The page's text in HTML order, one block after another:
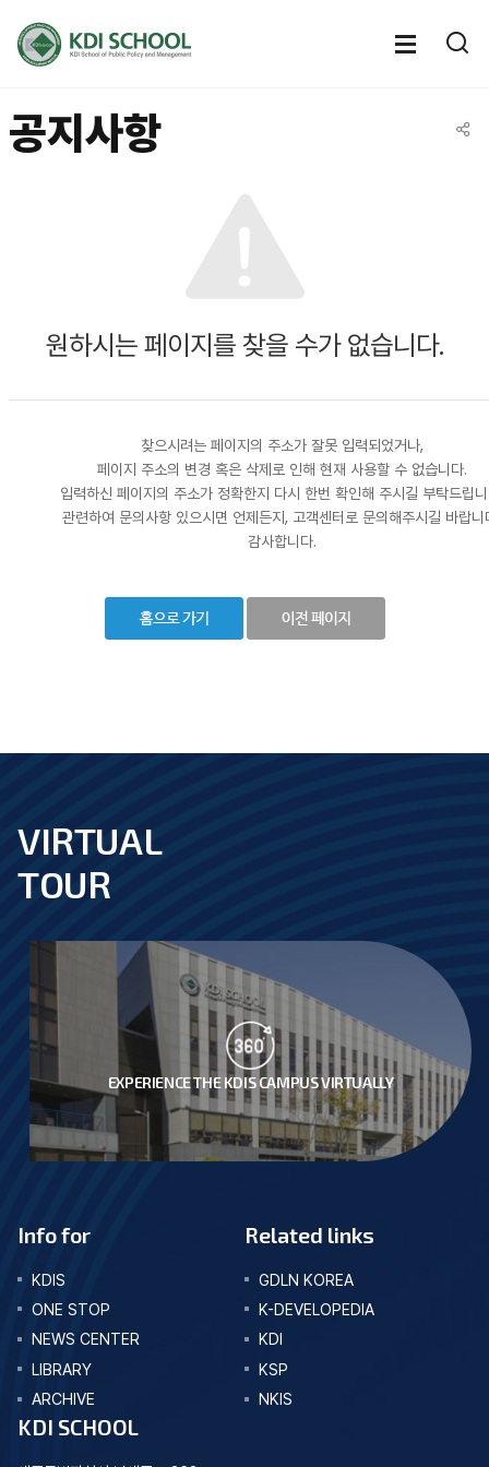
전체메
공지사항
원하시는 페이지를 찾을 수가 없습니다.
찾으시려는 페이지의 주소가 잘못 입력되었거나,
페이지 주소의 변경 혹은 삭제로 인해 현재 사용할 수 없습니다.
입력하신 페이지의 주소가 정확한지 다시 한번 확인해 주시길 부탁드립
관련하여 문의사항 있으시면 언제든지, 고객센터로 문의해주시길 바랍니
감사합니다.
footer
VIRTUAL
TOUR
EXPERIENCE THE KDIS CAMPUS VIRTUALLY
Info for
KDIS
ONE STOP
NEWS CENTER
LIBRARY
ARCHIVE
Related links
GDLN KOREA
K-DEVELOPEDIA
KDI
KSP
NKIS
KDI SCHOOL